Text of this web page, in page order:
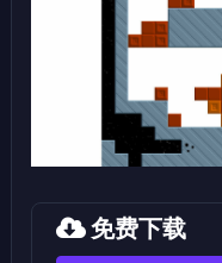
免费下载